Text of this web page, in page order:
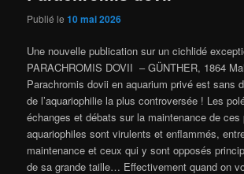
Publié le10 mai 2026
Une nouvelle publication sur un cichlidé
PARACHROMIS DOVII – GÜNTHER, 1864
Parachromis dovii en aquarium privé est sans
de l’aquariophilie la plus controversée ! Les
échanges et débats sur la maintenance de
aquariophiles sont virulents et enflammés,
maintenance et ceux qui y sont opposés
de sa grande taille… Effectivement quand on